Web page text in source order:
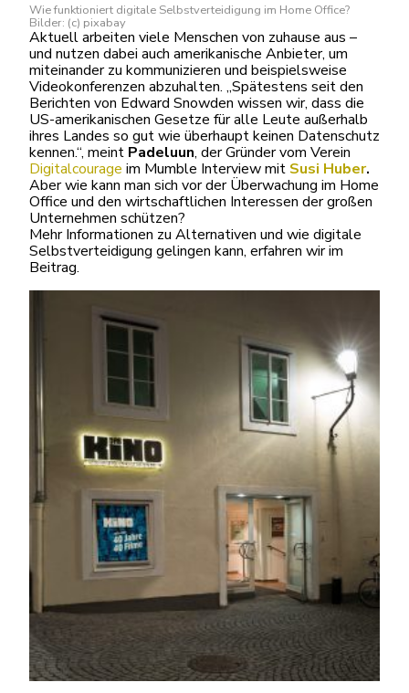
Wie funktioniert digitale Selbstverteidigung im Home Office?
Bilder: (c) pixabay
Aktuell arbeiten viele Menschen von zuhause aus –
und nutzen dabei auch amerikanische Anbieter, um
miteinander zu kommunizieren und beispielsweise
Videokonferenzen abzuhalten. „Spätestens seit den
Berichten von Edward Snowden wissen wir, dass die
US-amerikanischen Gesetze für alle Leute außerhalb
ihres Landes so gut wie überhaupt keinen Datenschutz
kennen.“, meint Padeluun, der Gründer vom Verein
Digitalcourage im Mumble Interview mit Susi Huber.
Aber wie kann man sich vor der Überwachung im Home
Office und den wirtschaftlichen Interessen der großen
Unternehmen schützen?
Mehr Informationen zu Alternativen und wie digitale
Selbstverteidigung gelingen kann, erfahren wir im
Beitrag.